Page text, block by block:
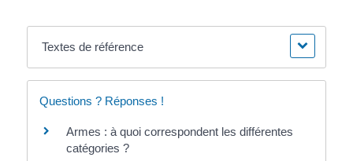
Textes de référence
Questions ? Réponses !
Armes : à quoi correspondent les différentes
catégories ?